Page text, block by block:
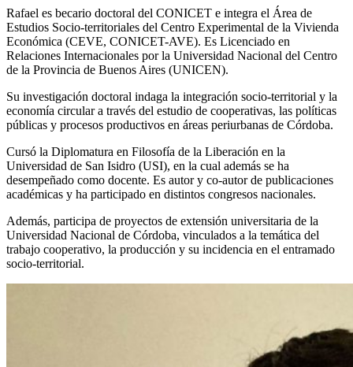
Rafael es becario doctoral del CONICET e integra el Área de
Estudios Socio-territoriales del Centro Experimental de la Vivienda
Económica (CEVE, CONICET-AVE). Es Licenciado en
Relaciones Internacionales por la Universidad Nacional del Centro
de la Provincia de Buenos Aires (UNICEN).
Su investigación doctoral indaga la integración socio-territorial y la
economía circular a través del estudio de cooperativas, las políticas
públicas y procesos productivos en áreas periurbanas de Córdoba.
Cursó la Diplomatura en Filosofía de la Liberación en la
Universidad de San Isidro (USI), en la cual además se ha
desempeñado como docente. Es autor y co-autor de publicaciones
académicas y ha participado en distintos congresos nacionales.
Además, participa de proyectos de extensión universitaria de la
Universidad Nacional de Córdoba, vinculados a la temática del
trabajo cooperativo, la producción y su incidencia en el entramado
socio-territorial.